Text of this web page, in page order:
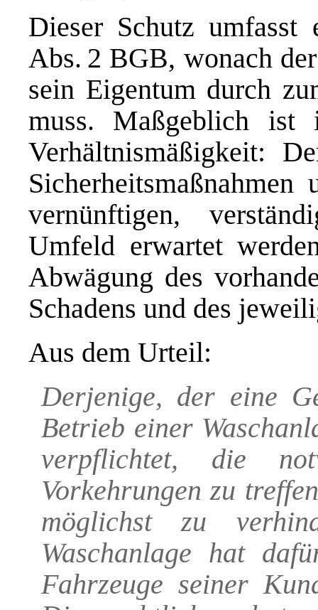
Dieser Schutz umfasst
Abs. 2 BGB, wonach
sein Eigentum durch
muss. Maßgeblich
Verhältnismäßigkeit:
vernünftigen,
Umfeld erwartet
Abwägung des
Schadens und des
Aus dem Urteil:
Derjenige, der eine
Betrieb einer
verpflichtet, die
Vorkehrungen zu
möglichst zu
Waschanlage hat
Fahrzeuge seiner